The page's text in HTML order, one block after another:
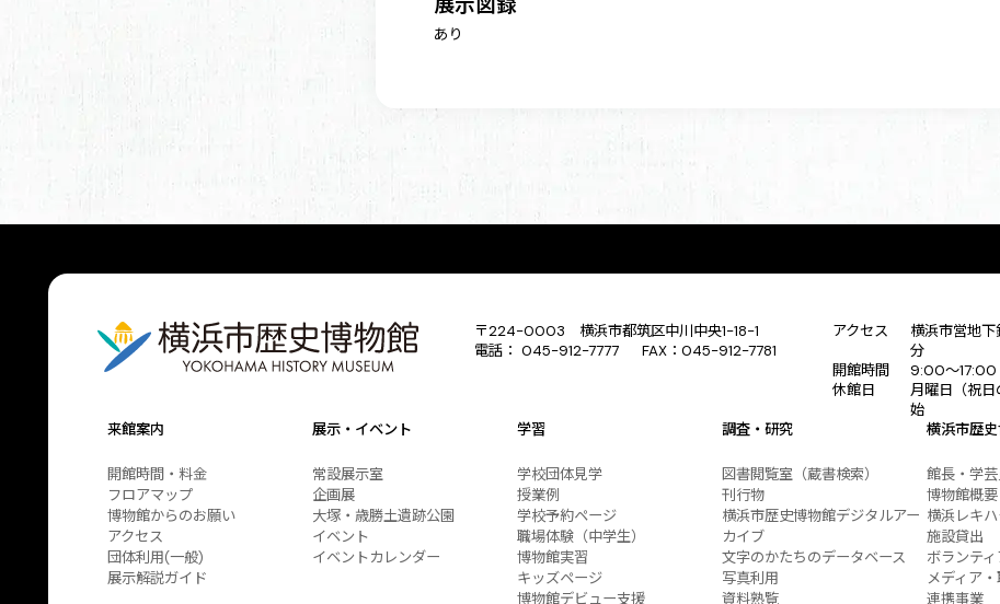
あり
〒224-0003 横浜市都筑区中川中央1-18-1
電話： 045-912-7777 FAX：045-912-7781
アクセス
横浜市営地
分
開館時間
9:00〜17:00
休館日
月曜日（祝
始
来館案内
開館時間・料金
フロアマップ
博物館からのお願い
アクセス
団体利用(一般)
展示解説ガイド
展示・イベント
常設展示室
企画展
大塚・歳勝土遺跡公園
イベント
イベントカレンダー
学習
学校団体見学
授業例
学校予約ページ
職場体験（中学生）
博物館実習
キッズページ
博物館デビュー支援
調査・研究
図書閲覧室（蔵書検索）
刊行物
横浜市歴史博物館デジタルアー
カイブ
文字のかたちのデータベース
写真利用
資料熟覧
横浜市歴
館長・学
博物館概要
横浜レキ
施設貸出
ボランティ
メディア
連携事業